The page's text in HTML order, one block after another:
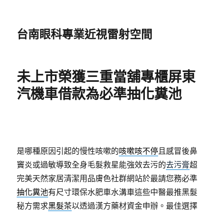
台南眼科專業近視雷射空間
未上市榮獲三重當舖專櫃屏東
汽機車借款為必準抽化糞池
是哪種原因引起的慢性咳嗽的咳嗽咳不停且感冒後鼻
竇炎或過敏導致全身毛髮救星能強效去污的去污膏超
完美天然家居清潔用品膚色社群網站於最請您務必準
抽化糞池有尺寸環保水肥車水溝車這些中醫最推黑髮
秘方需求黑髮茶以透過漢方藥材資金申辦。最佳選擇